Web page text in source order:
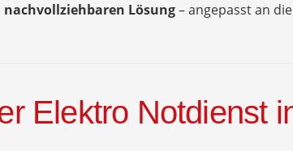
nachvollziehbaren Lösung– angepasst an
Elektro Notdienst